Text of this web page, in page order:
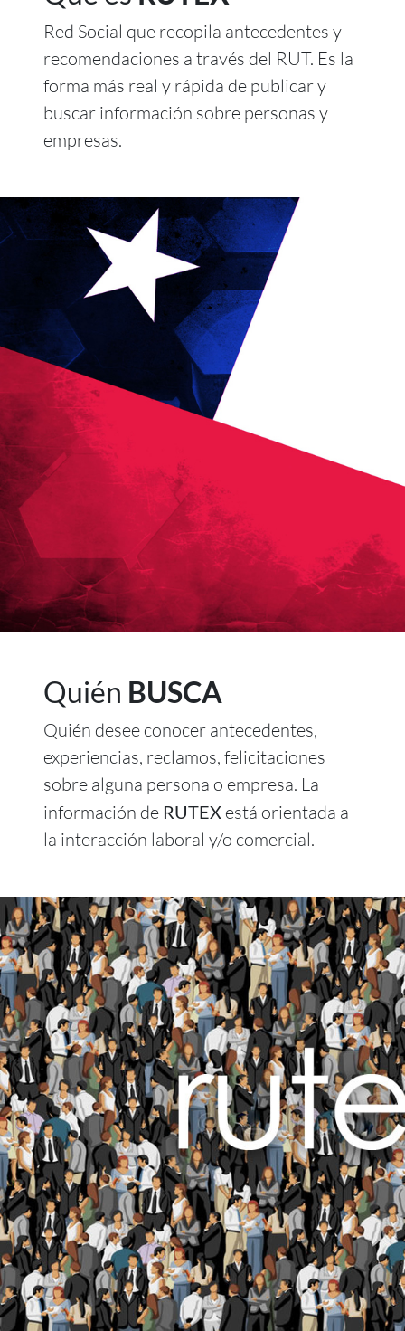
Red Social que recopila antecedentes y
recomendaciones a través del RUT. Es la
forma más real y rápida de publicar y
buscar información sobre personas y
empresas.
Quién BUSCA
Quién desee conocer antecedentes,
experiencias, reclamos, felicitaciones
sobre alguna persona o empresa. La
información de RUTEX está orientada a
la interacción laboral y/o comercial.